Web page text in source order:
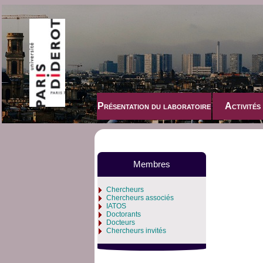
Présentation du laboratoire Activités
Membres
Chercheurs
Chercheurs associés
IATOS
Doctorants
Docteurs
Chercheurs invités